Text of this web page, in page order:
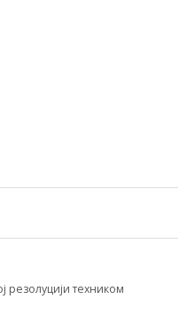
резолуцији техником